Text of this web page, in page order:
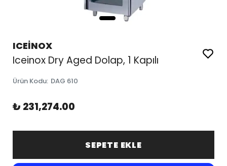
ICEİNOX
Iceinox Dry Aged Dolap, 1 Kapılı
Ürün Kodu: DAG 610
₺ 231,274.00
SEPETE EKLE